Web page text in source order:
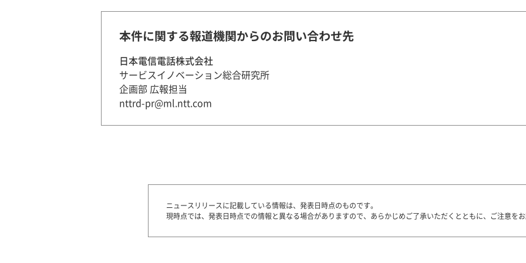
本件に関する報道機関からのお問い合わせ先
日本電信電話株式会社
サービスイノベーション総合研究所
企画部 広報担当
nttrd-pr@ml.ntt.com
ニュースリリースに記載している情報は、発表日時点のものです。
現時点では、発表日時点での情報と異なる場合がありますので、あらかじめご了承いただくとともに、ご注意をお